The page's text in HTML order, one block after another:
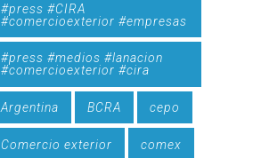
#press #CIRA
#comercioexterior #empresas
#press #medios #lanacion
#comercioexterior #cira
Argentina BCRA cepo
Comercio exterior comex